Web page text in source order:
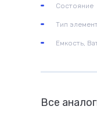
Состояние
Тип
Емкость,
Все